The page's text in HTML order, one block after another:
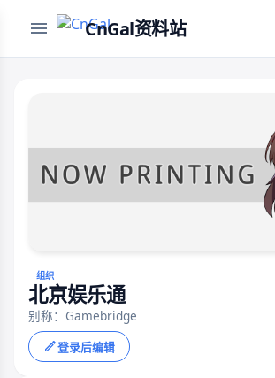
CnGal资料站
组织
北京娱乐通
别称：Gamebridge
登录后编辑